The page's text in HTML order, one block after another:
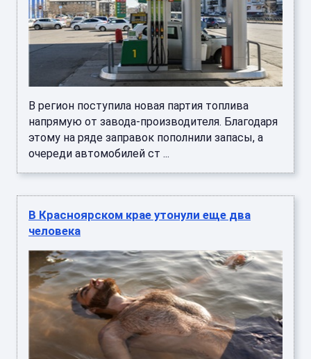
В регион поступила новая партия топлива
напрямую от завода-производителя. Благодаря
этому на ряде заправок пополнили запасы, а
очереди автомобилей ст ...
В Красноярском крае утонули еще два
человека